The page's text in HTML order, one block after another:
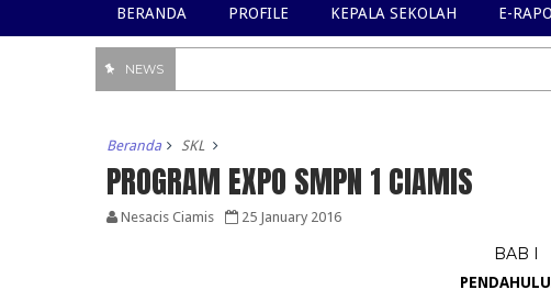
BERANDA PROFILE KEPALA SEKOLAH E-
NEWS
Beranda SKL
PROGRAM EXPO SMPN 1 CIAMIS
Nesacis Ciamis 25 January 2016
BAB I